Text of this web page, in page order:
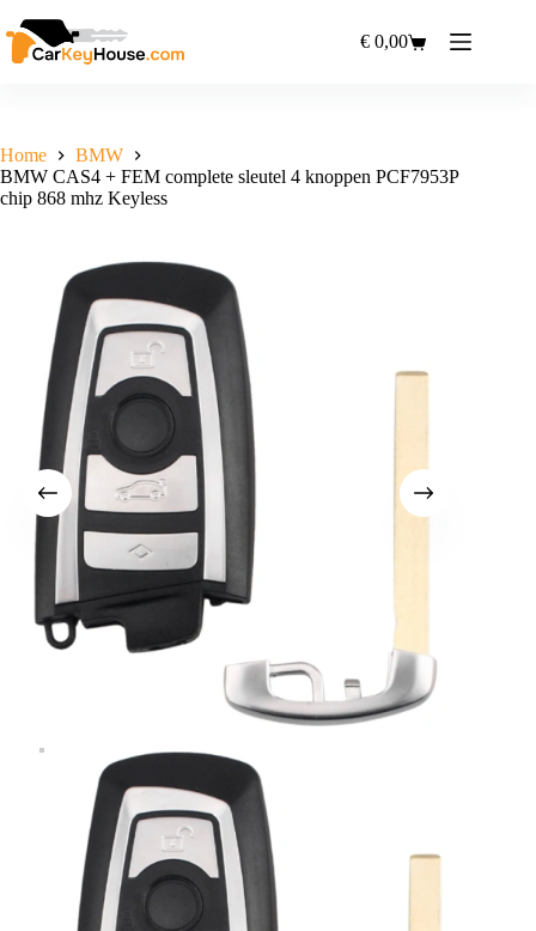
naar
de
Winkelwagen
€ 0,00
Home
BMW
BMW CAS4 + FEM complete sleutel 4 knoppen PCF7953P
chip 868 mhz Keyless